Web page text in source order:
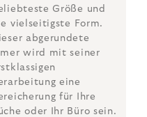
Größe und
vielseitigste Form.
abgerundete
wird mit seiner
eine
für Ihre
oder Ihr Büro sein.